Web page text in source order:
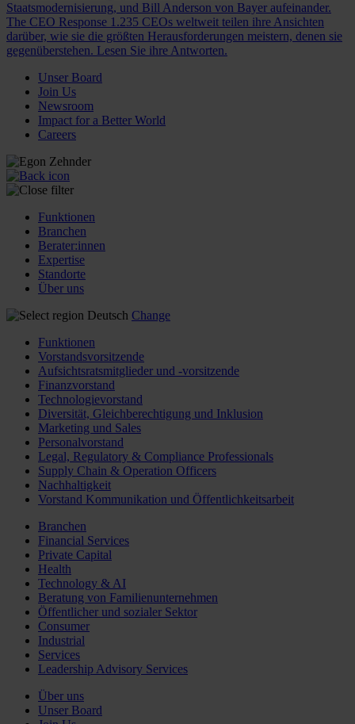
Staatsmodernisierung, und Bill Anderson von Bayer aufeinander.
The CEO Response 1.235 CEOs weltweit teilen ihre Ansichten
darüber, wie sie die größten Herausforderungen meistern, denen sie
gegenüberstehen. Lesen Sie ihre Antworten.
Unser Board
Join Us
Newsroom
Impact for a Better World
Careers
Funktionen
Branchen
Berater:innen
Expertise
Standorte
Über uns
Deutsch Change
Funktionen
Vorstandsvorsitzende
Aufsichtsratsmitglieder und -vorsitzende
Finanzvorstand
Technologievorstand
Diversität, Gleichberechtigung und Inklusion
Marketing und Sales
Personalvorstand
Legal, Regulatory & Compliance Professionals
Supply Chain & Operation Officers
Nachhaltigkeit
Vorstand Kommunikation und Öffentlichkeitsarbeit
Branchen
Financial Services
Private Capital
Health
Technology & AI
Beratung von Familienunternehmen
Öffentlicher und sozialer Sektor
Consumer
Industrial
Services
Leadership Advisory Services
Über uns
Unser Board